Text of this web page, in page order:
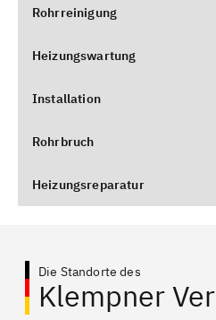
Rohrreinigung
Heizungswartung
Installation
Rohrbruch
Heizungsreparatur
Die Standorte des
Klempner